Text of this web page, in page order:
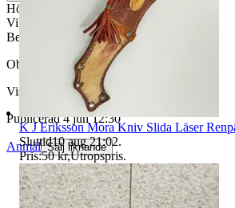
Höjd ca 27-29 cm
Vikt ca 1,1 kg
Begagnat skick
Objektnr
734 824 640
Visningar
Publicerad 4 jun 12:30
Anmäl Sälj liknande
K J Eriksson Mora Kniv Slida Läser
Sluttid10 aug 21:02.
Pris:50 kr,Utropspris.